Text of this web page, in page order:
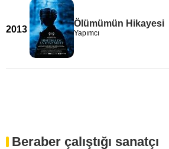
2013
Ölümümün Hikayesi
Yapımcı
Beraber çalıştığı sanatçı